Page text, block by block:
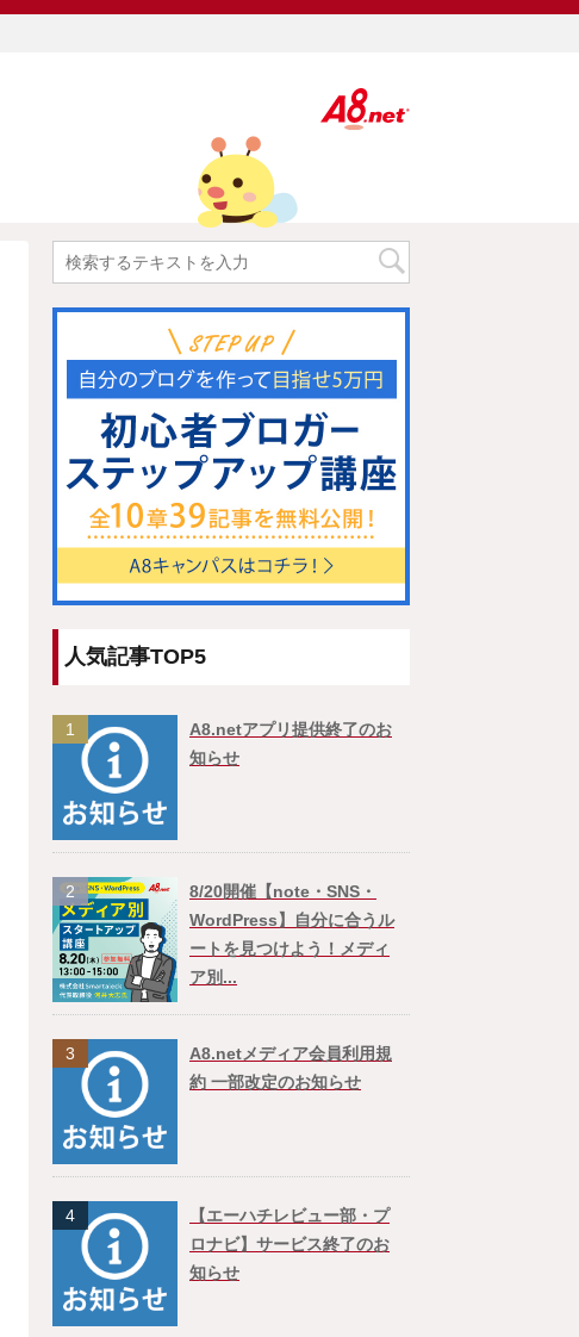
人気記事TOP5
1
A8.netアプリ提供終了のお
知らせ
2
8/20開催【note・SNS・
WordPress】自分に合うル
ートを見つけよう！メディ
ア別...
3
A8.netメディア会員利用規
約 一部改定のお知らせ
4
【エーハチレビュー部・プ
ロナビ】サービス終了のお
知らせ